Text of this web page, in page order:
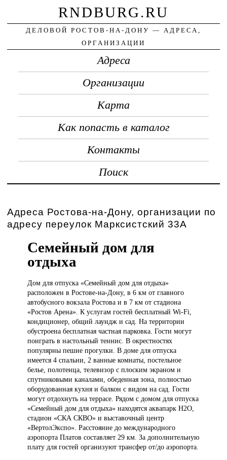
RNDBURG.RU
ДЕЛОВОЙ РОСТОВ-НА-ДОНУ — АДРЕСА,
ОРГАНИЗАЦИИ
Адреса
Организации
Карта
Как попасть в каталог
Контакты
Поиск
Адреса Ростова-на-Дону, организации по
адресу переулок Марксистский 33А
Семейный дом для
отдыха
Дом дляотпуска «Семейный дом для отдыха»
расположен в Ростове-на-Дону, в 6 км от главного
автобусного вокзала Ростова и в 7 км от стадиона
«Ростов Арена». К услугам гостей бесплатный Wi-Fi,
кондиционер, общий лаундж и сад. На территории
обустроена бесплатная частная парковка. Гости могут
поиграть в настольный теннис. В окрестностях
популярны пешие прогулки. В доме для отпуска
имеется 4 спальни, 2 ванные комнаты, постельное
белье, полотенца, телевизор с плоским экраном и
спутниковыми каналами, обеденная зона, полностью
оборудованная кухня и балкон с видом на сад. Гости
могут отдохнуть на террасе. Рядом с домом для отпуска
«Семейный дом для отдыха» находятся аквапарк H2O,
стадион «СКА СКВО» и выставочный центр
«ВертолЭкспо». Расстояние до международного
аэропорта Платов составляет 29 км. За дополнительную
плату для гостей организуют трансфер от/до аэропорта.